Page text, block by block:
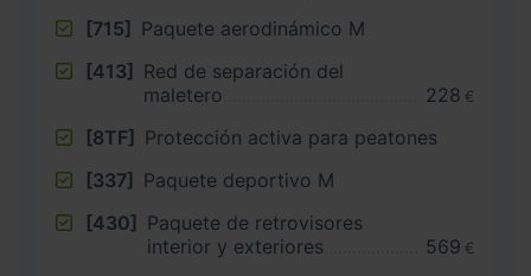
[715] Paquete aerodinámico M
[413] Red de separación del
maletero
228 €
[8TF] Protección activa para peatones
[337] Paquete deportivo M
[430] Paquete de retrovisores
interior y exteriores
569 €